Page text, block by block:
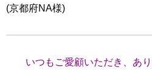
(京都府NA様)
いつもご愛顧いただき、あ